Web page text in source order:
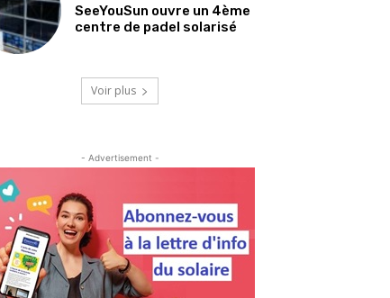
SeeYouSun ouvre un 4ème
centre de padel solarisé
Voir plus
- Advertisement -